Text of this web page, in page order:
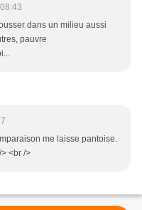
dans un milieu aussi
pauvre
me laisse pantoise.
<br />